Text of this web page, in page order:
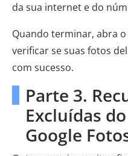
da sua internet e do
Quando terminar, abra
verificar se suas fotos
com sucesso.
Parte 3.
Excluídas
Google